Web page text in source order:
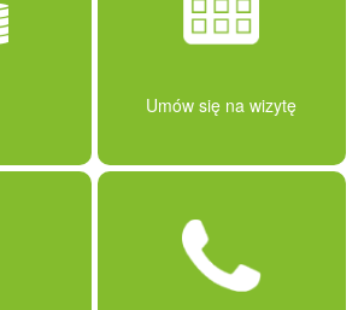
Umów się na wizytę